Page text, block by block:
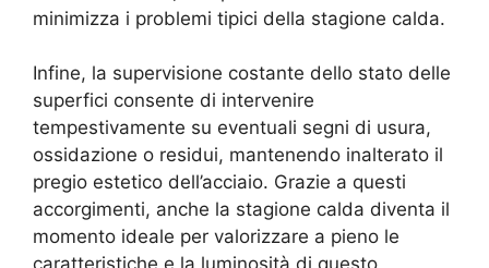
minimizza i problemi tipici della stagione calda.
Infine, la supervisione costante dello stato delle
superfici consente di intervenire
tempestivamente su eventuali segni di usura,
ossidazione o residui, mantenendo inalterato il
pregio estetico dell’acciaio. Grazie a questi
accorgimenti, anche la stagione calda diventa il
momento ideale per valorizzare a pieno le